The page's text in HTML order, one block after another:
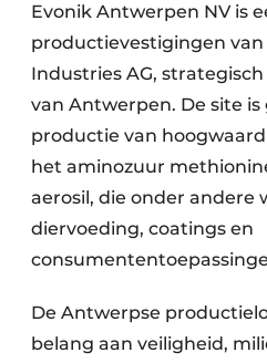
Evonik Antwerpen NV is
productievestigingen
Industries AG,
van Antwerpen. De site is
productie van
het aminozuur
aerosil, die onder andere
diervoeding, coatings en
De Antwerpse
belang aan veiligheid,